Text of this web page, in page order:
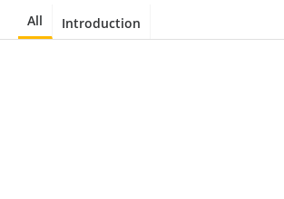
All Introduction